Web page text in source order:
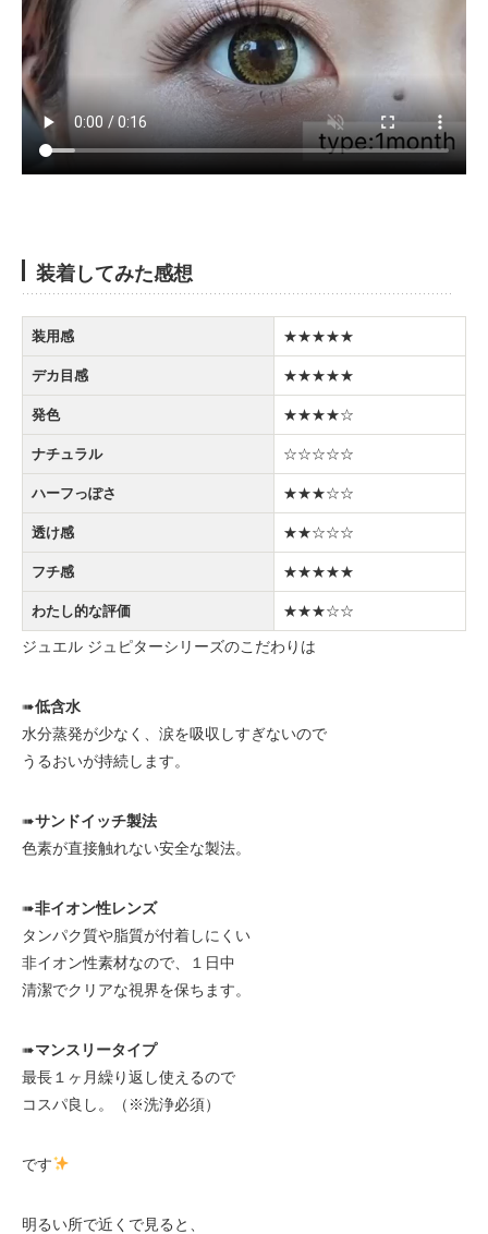
装着してみた感想
装用感 ★★★★★
デカ目感 ★★★★★
発色 ★★★★☆
ナチュラル ☆☆☆☆☆
ハーフっぽさ ★★★☆☆
透け感 ★★☆☆☆
フチ感 ★★★★★
わたし的な評価 ★★★☆☆
ジュエル ジュピターシリーズのこだわりは
➠低含水
水分蒸発が少なく、涙を吸収しすぎないので
うるおいが持続します。
➠サンドイッチ製法
色素が直接触れない安全な製法。
➠非イオン性レンズ
タンパク質や脂質が付着しにくい
非イオン性素材なので、１日中
清潔でクリアな視界を保ちます。
➠マンスリータイプ
最長１ヶ月繰り返し使えるので
コスパ良し。（※洗浄必須）
です
明るい所で近くで見ると、